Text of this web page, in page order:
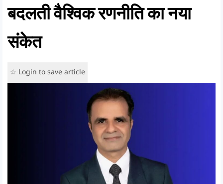
बदलती वैश्विक रणनीति का नया
संकेत
☆ Login to save article